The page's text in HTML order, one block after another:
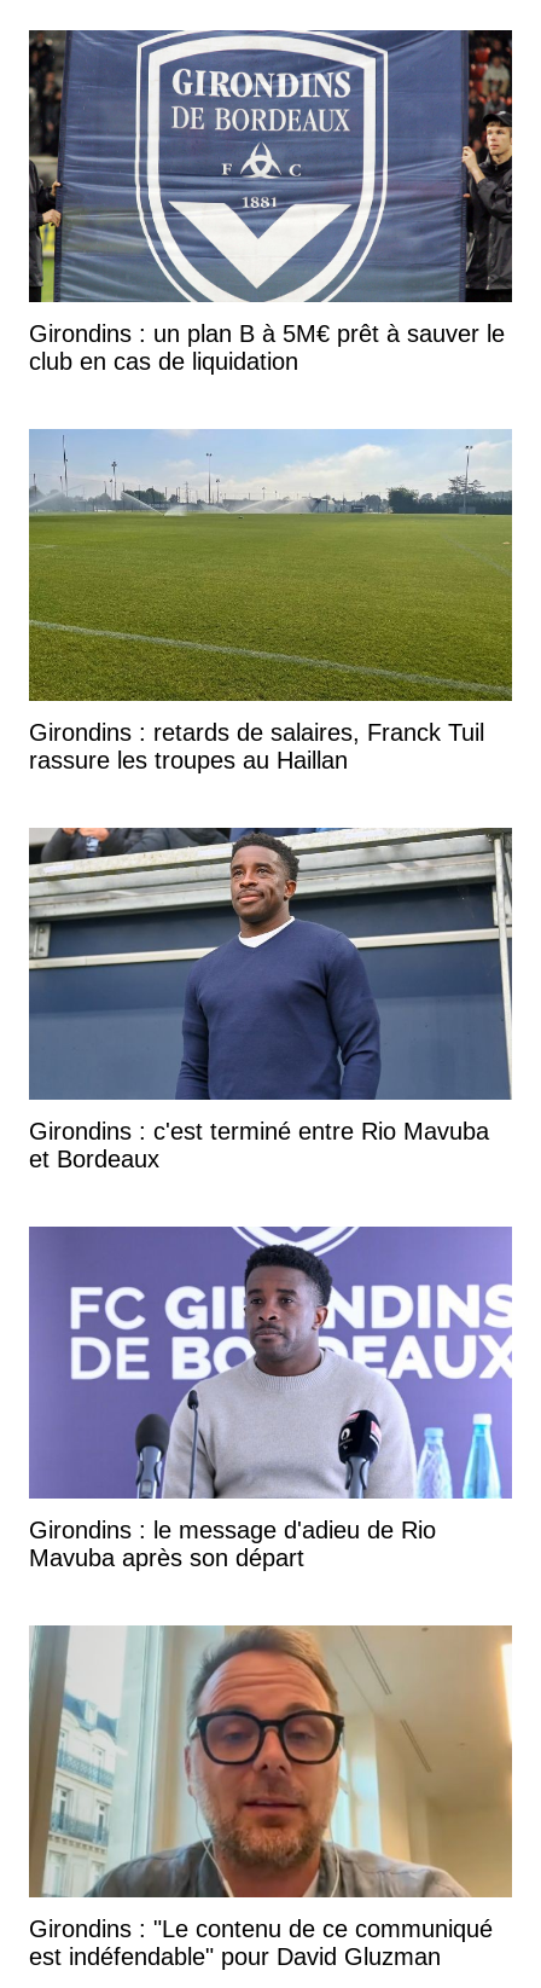
Girondins : un plan B à 5M€ prêt à sauver le
club en cas de liquidation
Girondins : retards de salaires, Franck Tuil
rassure les troupes au Haillan
Girondins : c'est terminé entre Rio Mavuba
et Bordeaux
Girondins : le message d'adieu de Rio
Mavuba après son départ
Girondins : "Le contenu de ce communiqué
est indéfendable" pour David Gluzman